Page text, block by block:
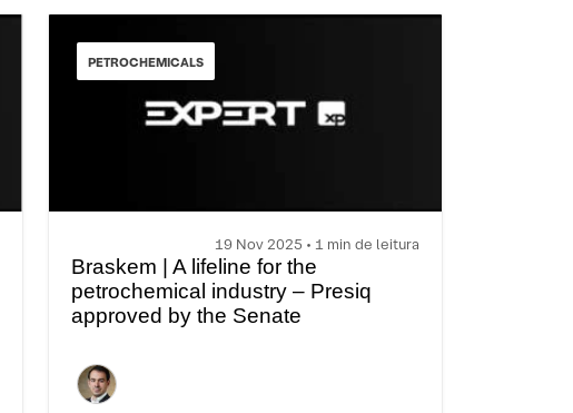
PETROCHEMICALS
19 Nov 2025 • 1 min de leitura
Braskem | A lifeline for the
petrochemical industry – Presiq
approved by the Senate